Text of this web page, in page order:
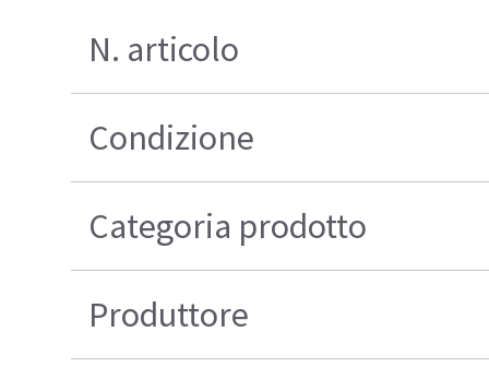
N. articolo
Condizione
Categoria prodotto
Produttore